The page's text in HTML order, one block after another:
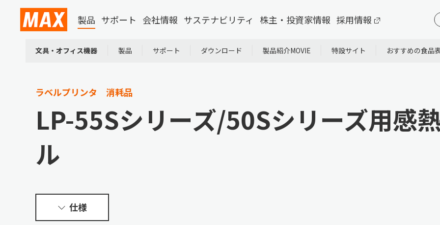
製品 サポート 会社情報 サステナビリティ 株主・投資家情報 採用情報
文具・オフィス機器 製品 サポート ダウンロード 製品紹介MOVIE 特設サイト おすすめの食品
ラベルプリンタ 消耗品
LP-55Sシリーズ/50Sシリーズ用感
ル
仕様